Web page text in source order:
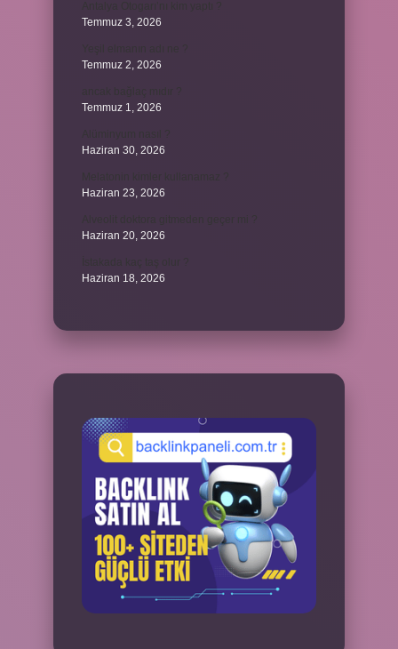
Temmuz 3, 2026
Temmuz 2, 2026
Temmuz 1, 2026
Haziran 30, 2026
Haziran 23, 2026
Haziran 20, 2026
Haziran 18, 2026